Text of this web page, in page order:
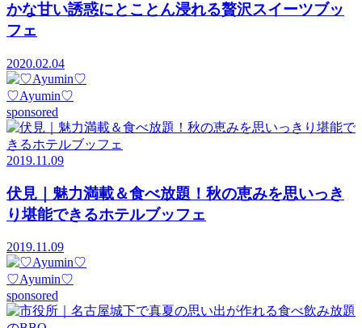
かな甘い誘惑にとことん浸れる贅沢スイーツブッ
フェ
2020.02.04
♡Ayumin♡
sponsored
2019.11.09
伏見｜魅力満載＆食べ放題！秋の恵みを思いっき
り堪能できるホテルブッフェ
2019.11.09
♡Ayumin♡
sponsored